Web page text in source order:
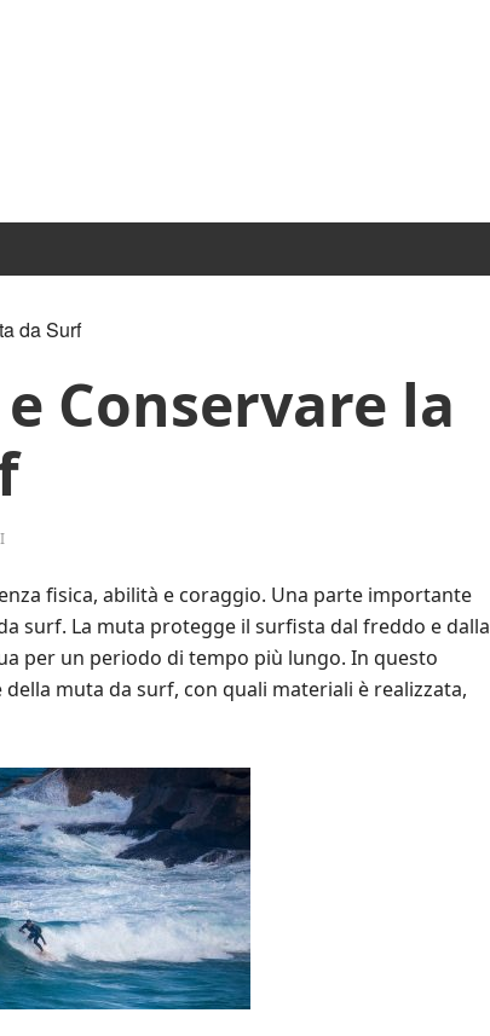
da Surf
Conservare la
fisica, abilità e coraggio. Una parte importante
surf. La muta protegge il surfista dal freddo e dalla
per un periodo di tempo più lungo. In questo
muta da surf, con quali materiali è realizzata,